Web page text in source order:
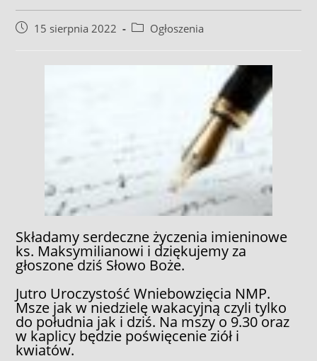
Post15 sierpnia 2022
PostOgłoszenia
Składamy serdeczne życzenia imieninowe
ks. Maksymilianowi i dziękujemy za
głoszone dziś Słowo Boże.
Jutro Uroczystość Wniebowzięcia NMP.
Msze jak w niedzielę wakacyjną czyli tylko
do południa jak i dziś. Na mszy o 9.30 oraz
w kaplicy będzie poświęcenie ziół i
kwiatów.